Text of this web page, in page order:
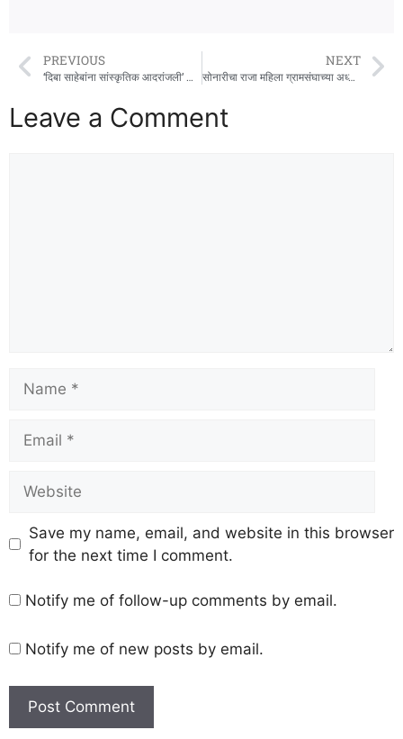
PREVIOUS
‘दिबा साहेबांना सांस्कृतिक आदरांजली’ कार्यक्रम उत्साहात
NEXT
सोनारीचा राजा महिला ग्रामसंघाच्या अध्यक्षपदी सुजाता कडू
Leave a Comment
Save my name, email, and website in this browser
for the next time I comment.
Notify me of follow-up comments by email.
Notify me of new posts by email.